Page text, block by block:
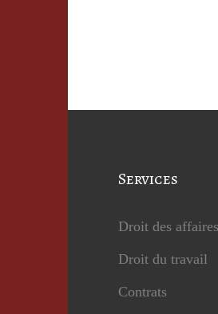
Services
Droit des affaires
Droit du travail
Contrats